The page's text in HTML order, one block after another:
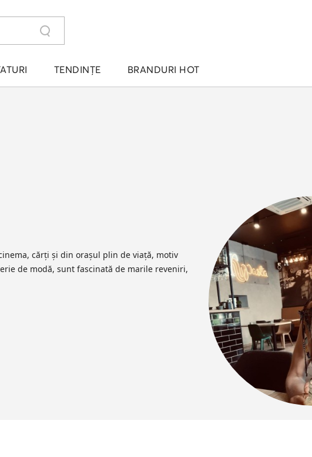
TENDINȚE BRANDURI HOT
cărți și din orașul plin de viață, motiv
de modă, sunt fascinată de marile reveniri,